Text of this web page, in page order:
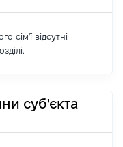
сім'ї відсутні
суб'єкта